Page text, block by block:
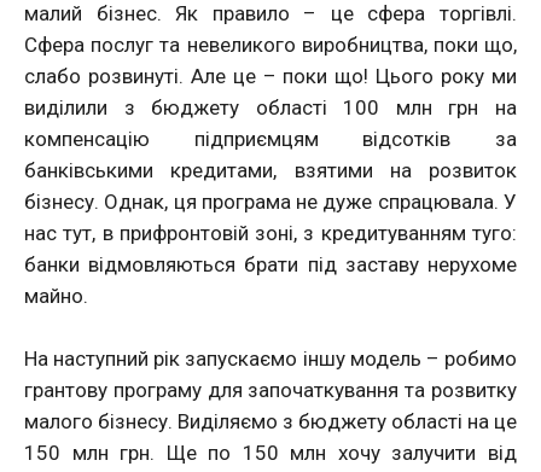
малий бізнес. Як правило – це сфера торгівлі.
Сфера послуг та невеликого виробництва, поки що,
слабо розвинуті. Але це – поки що! Цього року ми
виділили з бюджету області 100 млн грн на
компенсацію підприємцям відсотків за
банківськими кредитами, взятими на розвиток
бізнесу. Однак, ця програма не дуже спрацювала. У
нас тут, в прифронтовій зоні, з кредитуванням туго:
банки відмовляються брати під заставу нерухоме
майно.
На наступний рік запускаємо іншу модель – робимо
грантову програму для започаткування та розвитку
малого бізнесу. Виділяємо з бюджету області на це
150 млн грн. Ще по 150 млн хочу залучити від